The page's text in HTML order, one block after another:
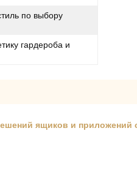
по выбору
гардероба и
ящиков и приложений